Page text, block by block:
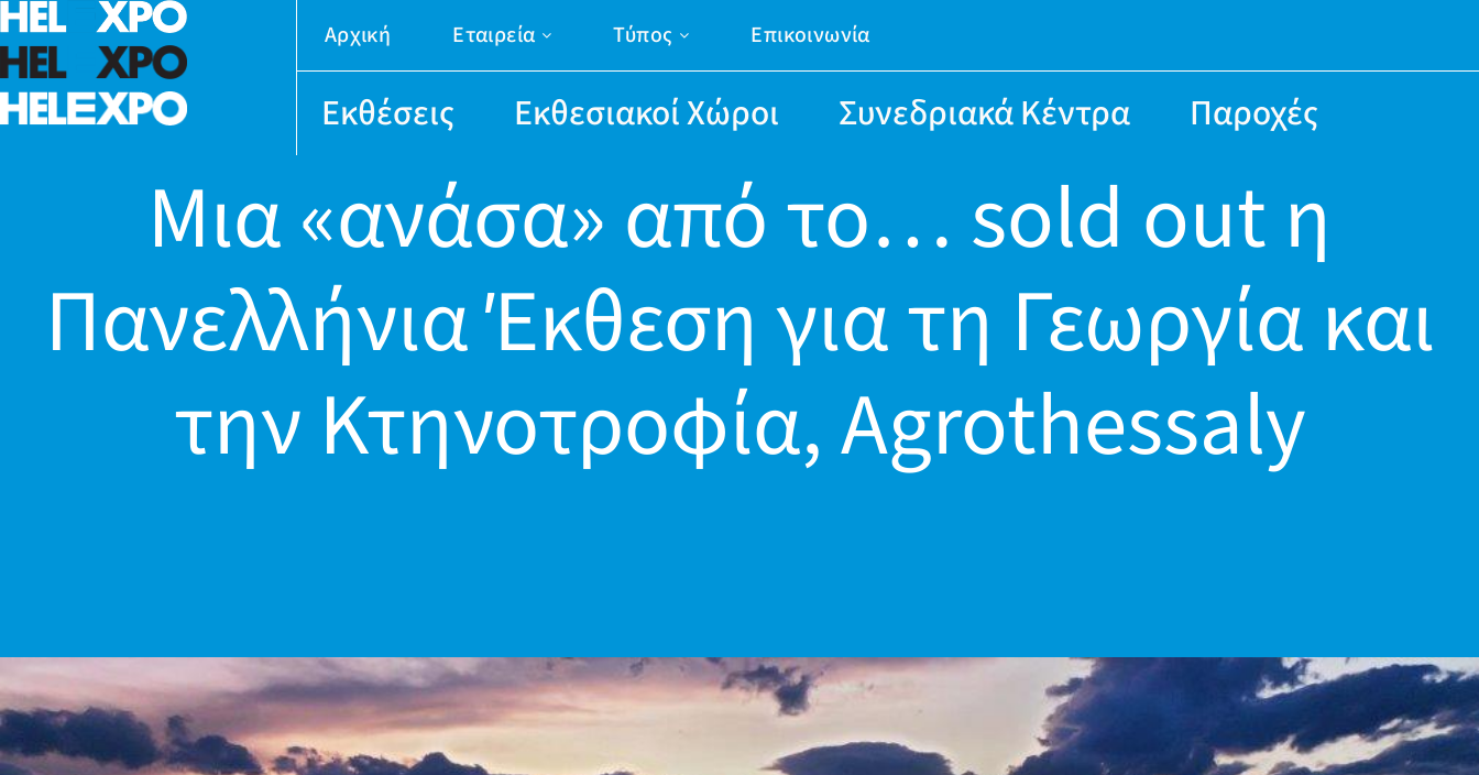
Αρχική Εταιρεία Τύπος Επικοινωνία
Εκθέσεις Εκθεσιακοί Χώροι Συνεδριακά Κέντρα Παροχές
Μια «ανάσα» από το… sold out η
Πανελλήνια Έκθεση για τη Γεωργία και
την Κτηνοτροφία, Agrothessaly